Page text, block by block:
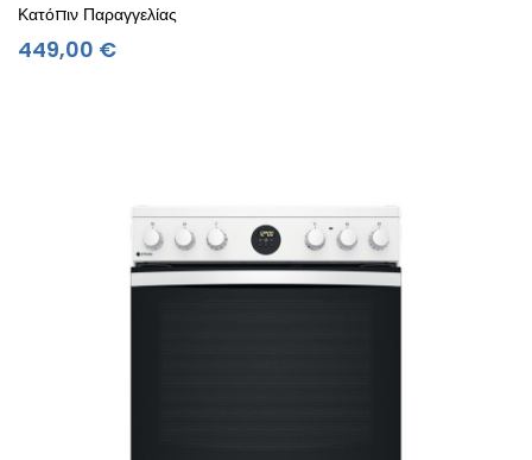
Κατόπιν Παραγγελίας
449,00 €Τιμή